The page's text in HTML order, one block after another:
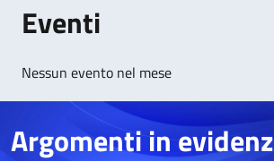
Eventi
Nessun evento nel mese
Argomenti in